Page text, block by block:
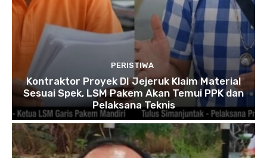
PERISTIWA
Kontraktor Proyek DI Jejeruk Klaim Material
Sesuai Spek, LSM Pakem Akan Temui PPK dan
Pelaksana Teknis